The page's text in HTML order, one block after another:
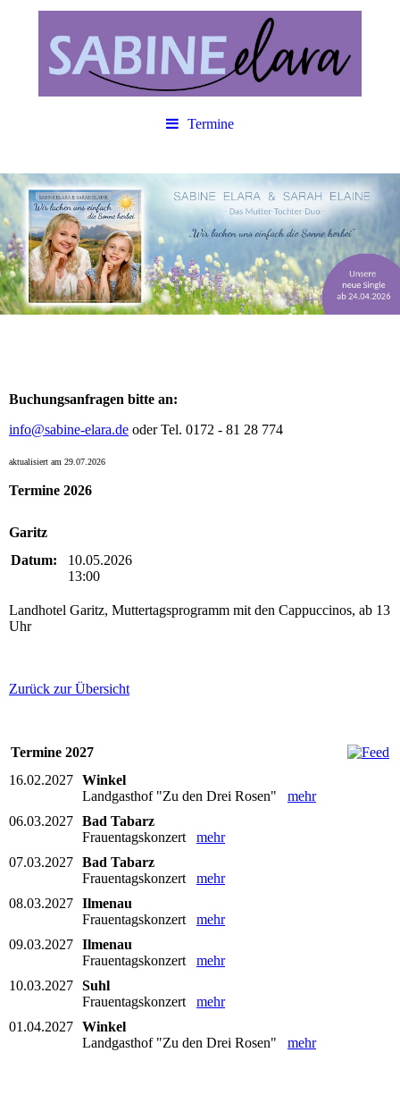
Termine
Buchungsanfragen bitte an:
info@sabine-elara.de oder Tel. 0172 - 81 28 774
aktualisiert am 29.07.2026
Termine 2026
Garitz
Datum:
10.05.2026
13:00
Landhotel Garitz, Muttertagsprogramm mit den Cappuccinos, ab 13
Uhr
Zurück zur Übersicht
Termine 2027
16.02.2027 Winkel
Landgasthof "Zu den Drei Rosen" mehr
06.03.2027 Bad Tabarz
Frauentagskonzert mehr
07.03.2027 Bad Tabarz
Frauentagskonzert mehr
08.03.2027 Ilmenau
Frauentagskonzert mehr
09.03.2027 Ilmenau
Frauentagskonzert mehr
10.03.2027 Suhl
Frauentagskonzert mehr
01.04.2027 Winkel
Landgasthof "Zu den Drei Rosen" mehr